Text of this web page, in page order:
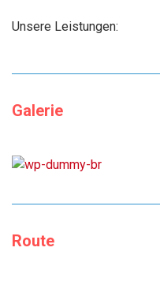
Unsere Leistungen:
Galerie
Route